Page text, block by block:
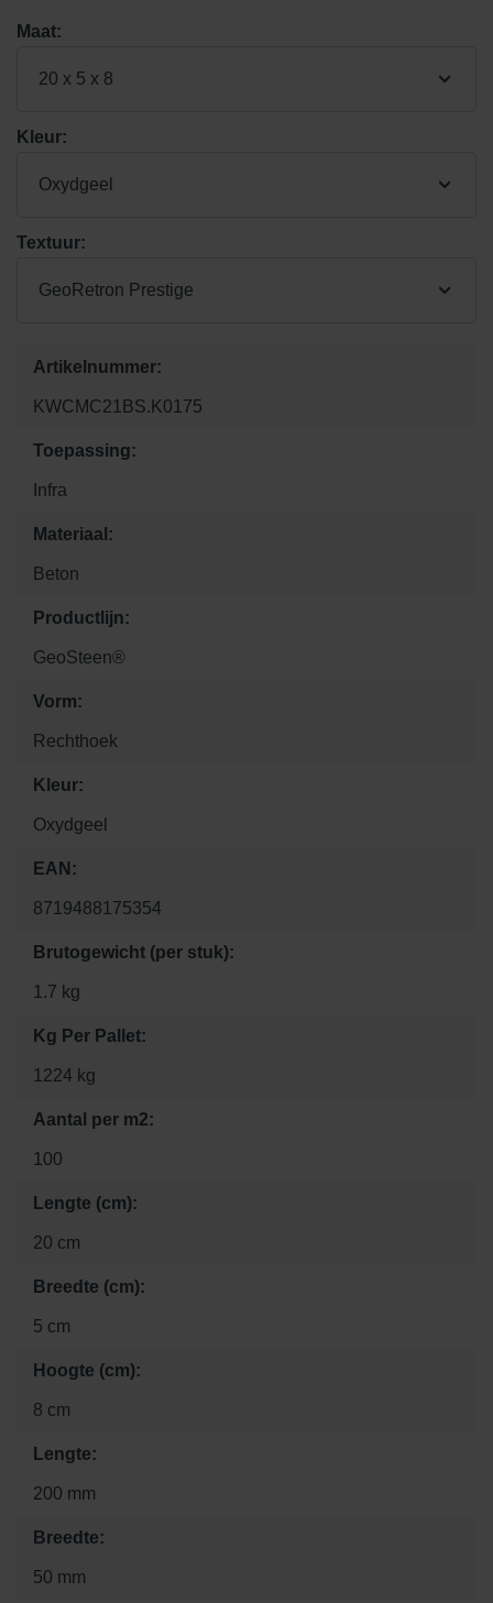
Maat:
20 x 5 x 8
Kleur:
Oxydgeel
Textuur:
GeoRetron Prestige
Artikelnummer:
KWCMC21BS.K0175
Toepassing:
Infra
Materiaal:
Beton
Productlijn:
GeoSteen®
Vorm:
Rechthoek
Kleur:
Oxydgeel
EAN:
8719488175354
Brutogewicht (per stuk):
1.7 kg
Kg Per Pallet:
1224 kg
Aantal per m2:
100
Lengte (cm):
20 cm
Breedte (cm):
5 cm
Hoogte (cm):
8 cm
Lengte:
200 mm
Breedte:
50 mm